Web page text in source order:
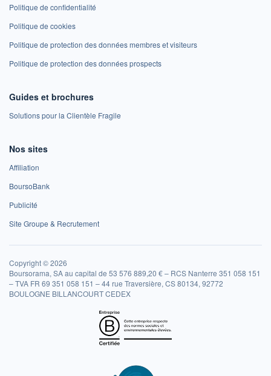
Politique de confidentialité
Politique de cookies
Politique de protection des données membres et visiteurs
Politique de protection des données prospects
Guides et brochures
Solutions pour la Clientèle Fragile
Nos sites
Affiliation
BoursoBank
Publicité
Site Groupe & Recrutement
Copyright © 2026
Boursorama, SA au capital de 53 576 889,20 € – RCS Nanterre 351 058 151
– TVA FR 69 351 058 151 – 44 rue Traversière, CS 80134, 92772
BOULOGNE BILLANCOURT CEDEX